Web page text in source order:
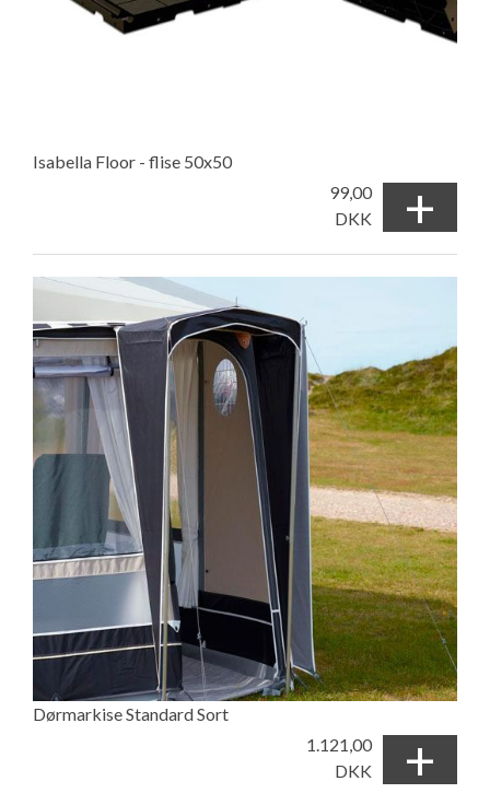
Isabella Floor - flise 50x50
99,00
DKK
+
Dørmarkise Standard Sort
1.121,00
DKK
+